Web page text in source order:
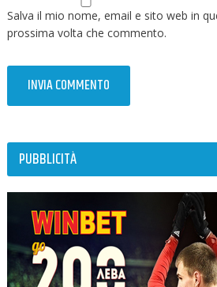
Salva il mio nome, email e sito web in
prossima volta che commento.
PUBBLICITÀ